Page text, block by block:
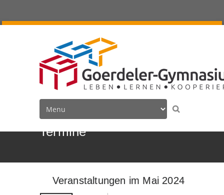
Termine
Veranstaltungen im Mai 2024